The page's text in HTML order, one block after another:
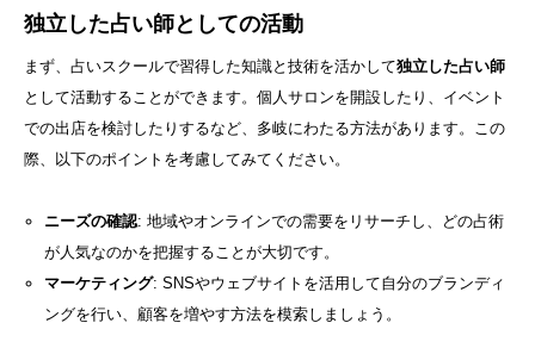
独立した占い師としての活動
まず、占いスクールで習得した知識と技術を活かして独立した占い師
として活動することができます。個人サロンを開設したり、イベント
での出店を検討したりするなど、多岐にわたる方法があります。この
際、以下のポイントを考慮してみてください。
ニーズの確認: 地域やオンラインでの需要をリサーチし、どの占術
が人気なのかを把握することが大切です。
マーケティング: SNSやウェブサイトを活用して自分のブランディ
ングを行い、顧客を増やす方法を模索しましょう。